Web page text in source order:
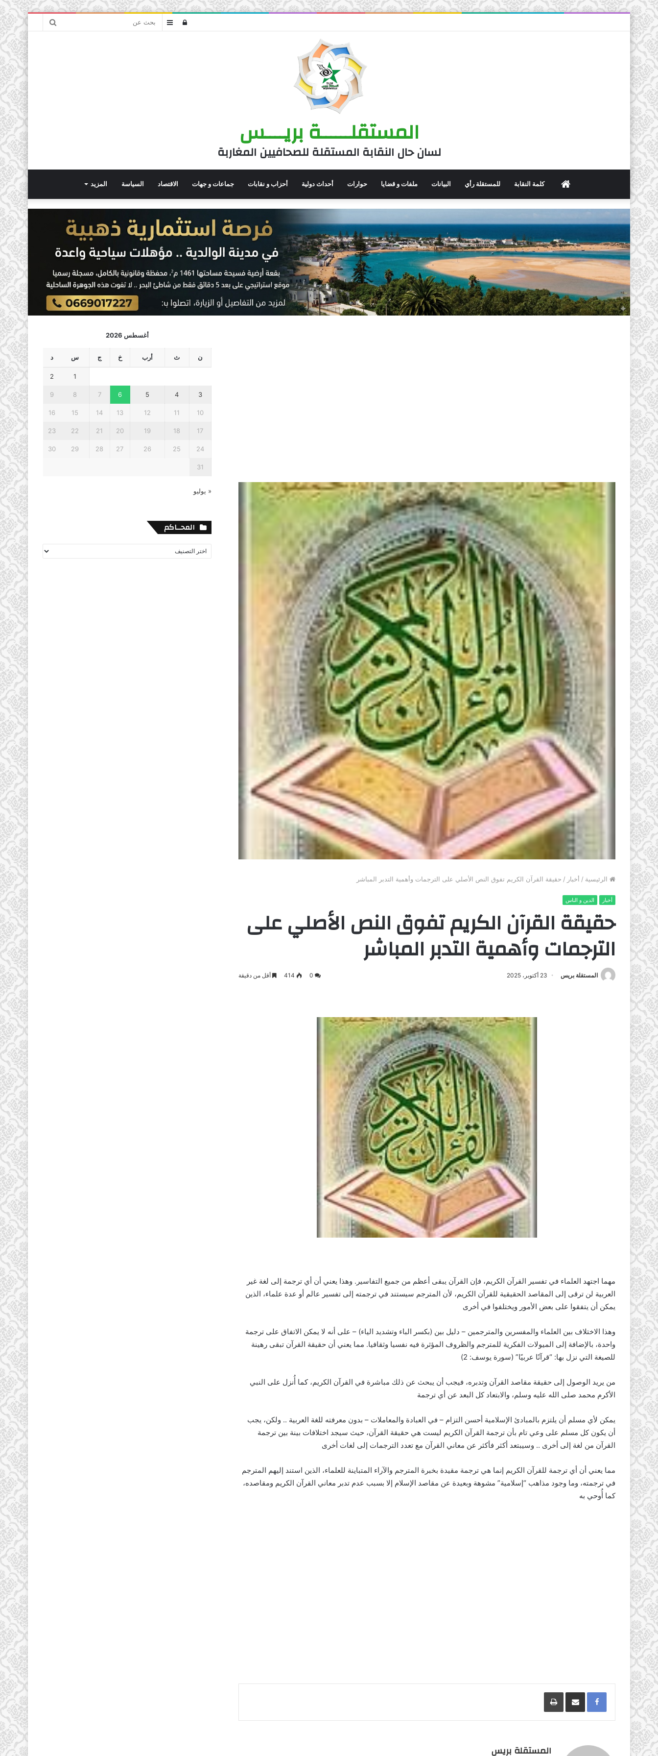
بحث
عمودتسجيل
المستقلــــــة بريــــس
لسان حال النقابة المستقلة للصحافيين المغاربة
الرئيسيةكلمة النقابة للمستقلة رأي البيانات ملفات و قضايا حوارات أحداث دولية أحزاب و نقابات جماعات و جهات الاقتصاد السياسة المزيد
الرئيسية / أخبار / حقيقة القرآن الكريم تفوق النص الأصلي على الترجمات وأهمية التدبر المباشر
أخبار الدين و الناس
حقيقة القرآن الكريم تفوق النص الأصلي على
الترجمات وأهمية التدبر المباشر
المستقلة بريس 23 أكتوبر، 2025 0
414 أقل من دقيقة
مهما اجتهد العلماء في تفسير القرآن الكريم، فإن القرآن يبقى أعظم من جميع التفاسير. وهذا يعني أن أي ترجمة إلى لغة غير
العربية لن ترقى إلى المقاصد الحقيقية للقرآن الكريم، لأن المترجم سيستند في ترجمته إلى تفسير عالم أو عدة علماء، الذين
يمكن أن يتفقوا على بعض الأمور ويختلفوا في أخرى
وهذا الاختلاف بين العلماء والمفسرين والمترجمين – دليل بين (بكسر الباء وتشديد الياء) – على أنه لا يمكن الاتفاق على ترجمة
واحدة، بالإضافة إلى الميولات الفكرية للمترجم والظروف المؤثرة فيه نفسيا وثقافيا. مما يعني أن حقيقة القرآن تبقى رهينة
للصيغة التي نزل بها: “قرآنًا عربيًا” (سورة يوسف: 2)
من يريد الوصول إلى حقيقة مقاصد القرآن وتدبره، فيجب أن يبحث عن ذلك مباشرة في القرآن الكريم، كما أُنزل على النبي
الأكرم محمد صلى الله عليه وسلم، والابتعاد كل البعد عن أي ترجمة
يمكن لأي مسلم أن يلتزم بالمبادئ الإسلامية أحسن التزام – في العبادة والمعاملات – بدون معرفته للغة العربية .. ولكن، يجب
أن يكون كل مسلم على وعي تام بأن ترجمة القرآن الكريم ليست هي حقيقة القرآن، حيث سيجد اختلافات بينة بين ترجمة
القرآن من لغة إلى أخرى .. وسيبتعد أكثر فأكثر عن معاني القرآن مع تعدد الترجمات إلى لغات أخرى
مما يعني أن أي ترجمة للقرآن الكريم إنما هي ترجمة مقيدة بخبرة المترجم والآراء المتباينة للعلماء، الذين استند إليهم المترجم
في ترجمته، وما وجود مذاهب “إسلامية” مشوهة وبعيدة عن مقاصد الإسلام إلا بسبب عدم تدبر معاني القرآن الكريم ومقاصده،
كما أُوحي به
Facebookمشاركة عبر البريد طباعة
المستقلة بريس
أغسطس 2026
ن ث أرب خ ج س د
1
2
3
4
5
6
7
8
9
10
11
12
13
14
15
16
17
18
19
20
21
22
23
24
25
26
27
28
29
30
31
« يوليو
المحــاكم
المحــاكم